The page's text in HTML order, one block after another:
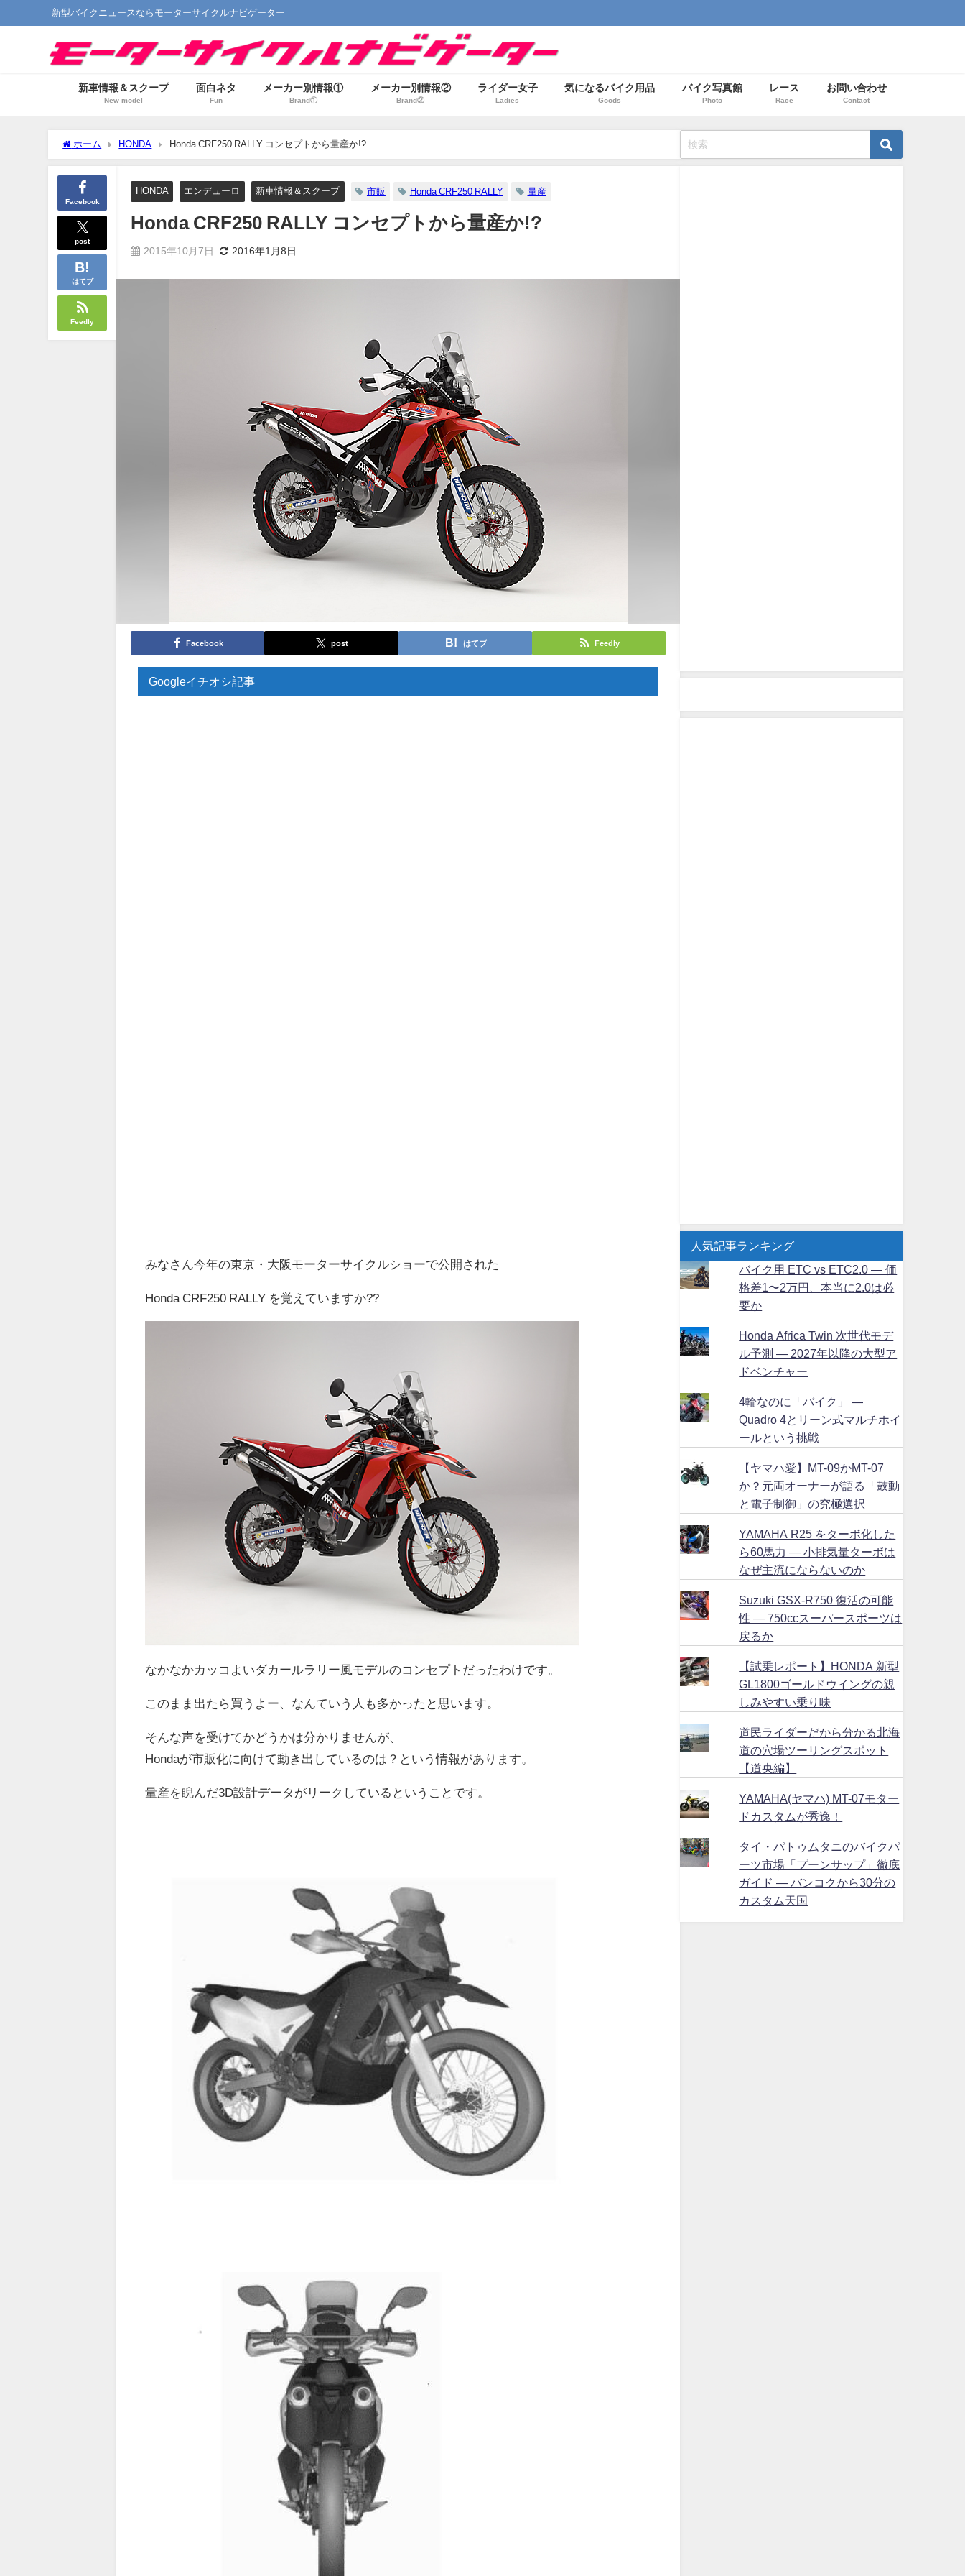
新型バイクニュースならモーターサイクルナビゲーター
新車情報＆スクープ
New model
面白ネタ
Fun
メーカー別情報①
Brand①
メーカー別情報②
Brand②
ライダー女子
Ladies
気になるバイク用品
Goods
バイク写真館
Photo
レース
Race
お問い合わせ
Contact
ホーム HONDA Honda CRF250 RALLY コンセプトから量産か!?
Facebook
post
はてブ
Feedly
HONDA エンデューロ 新車情報＆スクープ 市販 Honda CRF250 RALLY 量産
Honda CRF250 RALLY コンセプトから量産か!?
2015年10月7日 2016年1月8日
Facebook post はてブ Feedly
Googleイチオシ記事
みなさん今年の東京・大阪モーターサイクルショーで公開された
Honda CRF250 RALLY を覚えていますか??
なかなかカッコよいダカールラリー風モデルのコンセプトだったわけです。
このまま出たら買うよー、なんていう人も多かったと思います。
そんな声を受けてかどうかは分かりませんが、
Hondaが市販化に向けて動き出しているのは？という情報があります。
量産を睨んだ3D設計データがリークしているということです。
人気記事ランキング
バイク用 ETC vs ETC2.0 ― 価
格差1〜2万円、本当に2.0は必
要か
Honda Africa Twin 次世代モデ
ル予測 ― 2027年以降の大型ア
ドベンチャー
4輪なのに「バイク」 ―
Quadro 4とリーン式マルチホイ
ールという挑戦
【ヤマハ愛】MT-09かMT-07
か？元両オーナーが語る「鼓動
と電子制御」の究極選択
YAMAHA R25 をターボ化した
ら60馬力 ― 小排気量ターボは
なぜ主流にならないのか
Suzuki GSX-R750 復活の可能
性 ― 750ccスーパースポーツは
戻るか
【試乗レポート】HONDA 新型
GL1800ゴールドウイングの親
しみやすい乗り味
道民ライダーだから分かる北海
道の穴場ツーリングスポット
【道央編】
YAMAHA(ヤマハ) MT-07モター
ドカスタムが秀逸！
タイ・パトゥムタニのバイクパ
ーツ市場「プーンサップ」徹底
ガイド ― バンコクから30分の
カスタム天国